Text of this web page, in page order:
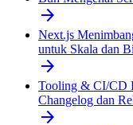
arrow_forward
Next.js
untuk Skala dan
arrow_forward
Tooling & CI/CD
Changelog dan
arrow_forward